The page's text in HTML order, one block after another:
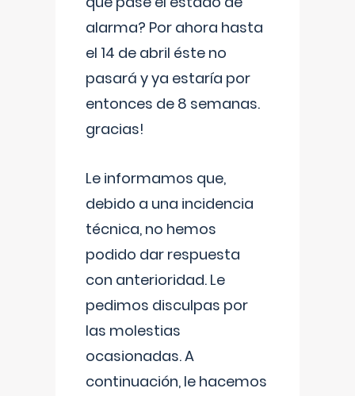
alarma? Por ahora hasta
el 14 de abril éste no
pasará y ya estaría por
entonces de 8 semanas.
gracias!
Le informamos que,
debido a una incidencia
técnica, no hemos
podido dar respuesta
con anterioridad. Le
pedimos disculpas por
las molestias
ocasionadas. A
continuación, le hacemos